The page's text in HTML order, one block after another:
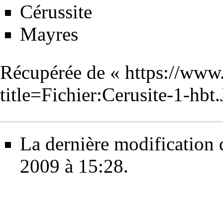
Cérussite
Mayres
Récupérée de « https://
title=Fichier:Cerusite-1-
La dernière modification
2009 à 15:28.